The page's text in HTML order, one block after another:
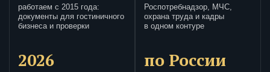
работаем с 2015 года:
документы для гостиничного
бизнеса и проверки
Роспотребнадзор, МЧС,
охрана труда и кадры
в одном контуре
2026 по России